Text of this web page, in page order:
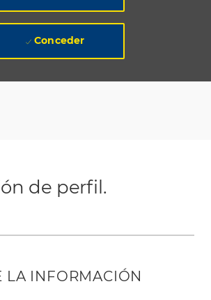
Conceder
de perfil.
LA INFORMACIÓN